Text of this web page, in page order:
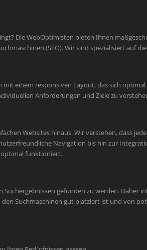
Die WebOptimisten bieten Ihnen
(SEO). Wir sind spezialisiert auf
einem responsiven Layout, das sich
Anforderungen und Ziele zu
Websites hinaus. Wir verstehen, dass
Navigation bis hin zur
optimal funktioniert.
gefunden zu werden. Daher
Suchmaschinen gut platziert ist und von